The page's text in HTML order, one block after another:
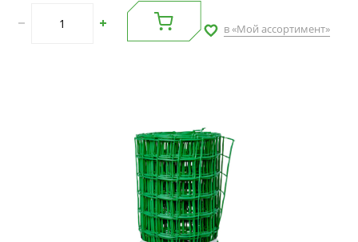
в «Мой ассортимент»